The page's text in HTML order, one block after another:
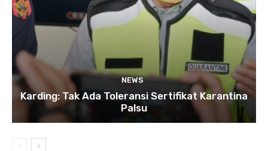
NEWS
Karding: Tak Ada Toleransi Sertifikat Karantina
Palsu